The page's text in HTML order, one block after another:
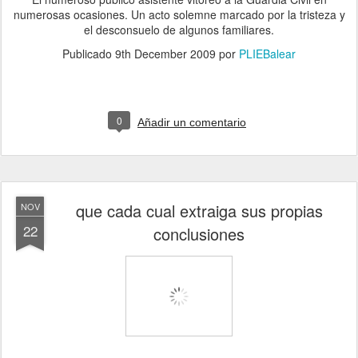
numerosas ocasiones. Un acto solemne marcado por la tristeza y
el desconsuelo de algunos familiares.
Publicado 9th December 2009 por PLIEBalear
0 Añadir un comentario
NOV
22
que cada cual extraiga sus propias
conclusiones